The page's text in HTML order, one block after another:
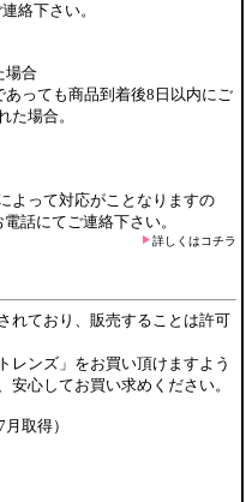
絡下さい。
場合
っても商品到着後8日以内にご
た場合。
よって対応がことなりますの
話にてご連絡下さい。
詳しくはコチラ
れており、販売することは許可
レンズ」をお買い頂けますよう
心してお買い求めください。
取得）